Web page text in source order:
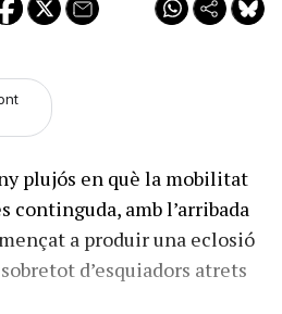
plujós en què la mobilitat
continguda, amb l’arribada
a produir una eclosió
d’esquiadors atrets